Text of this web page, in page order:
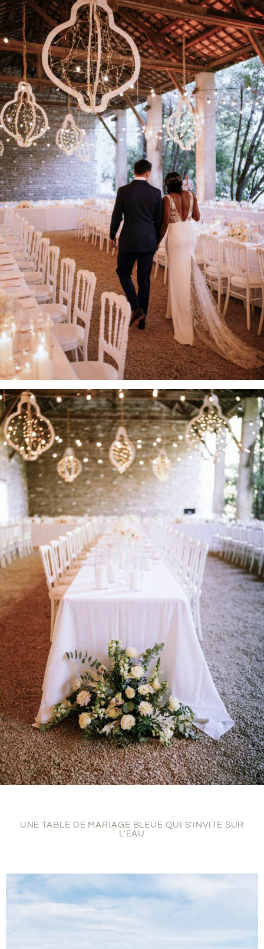
UNE TABLE DE MARIAGE BLEUE QUI S'INVITE SUR
L'EAU